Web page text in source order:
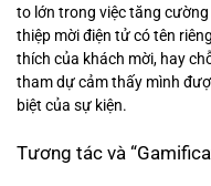
to lớn trong việc tăng
thiệp mời điện tử có tên
thích của khách mời, hay
tham dự cảm thấy mình
biệt của sự kiện.
Tương tác và